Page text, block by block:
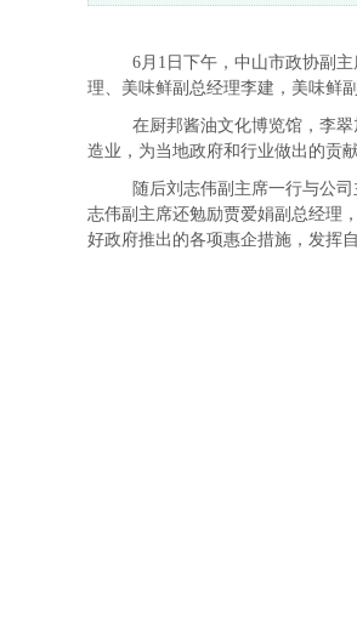
6月1日下午，中山市政协副
理、美味鲜副总经理李建，美味鲜
在厨邦酱油文化博览馆，李
造业，为当地政府和行业做出的贡
随后刘志伟副主席一行与公
志伟副主席还勉励贾爱娟副总经理
好政府推出的各项惠企措施，发挥